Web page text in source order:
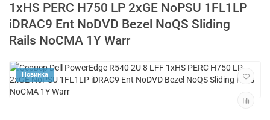
1xHS PERC H750 LP 2xGE NoPSU 1FL1LP
iDRAC9 Ent NoDVD Bezel NoQS Sliding
Rails NoCMA 1Y Warr
Новинка